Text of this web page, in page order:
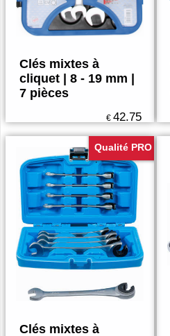
Clés mixtes à
cliquet | 8 - 19 mm |
7 pièces
€ 42.75
Qualité PRO
Clés mixtes à